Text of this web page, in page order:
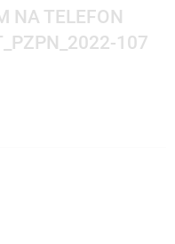
NA TELEFON
107